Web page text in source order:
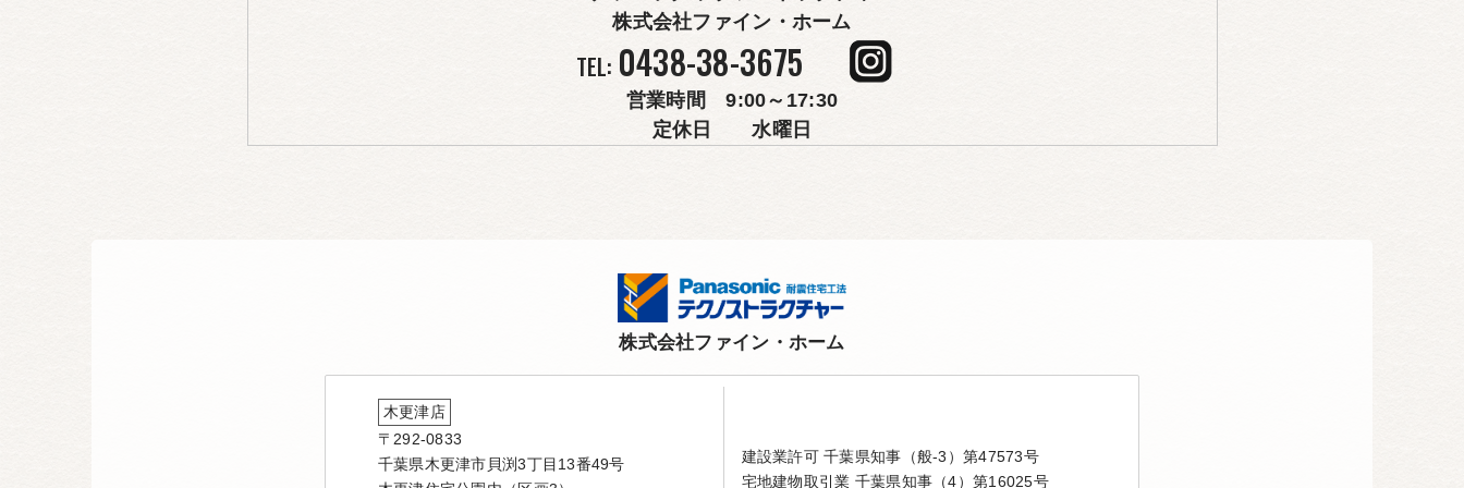
株式会社ファイン・ホーム
TEL: 0438-38-3675
営業時間 9:00～17:30
定休日 水曜日
株式会社ファイン・ホーム
木更津店
〒292-0833
千葉県木更津市貝渕3丁目13番49号
建設業許可 千葉県知事（般-3）第47573号
宅地建物取引業 千葉県知事（4）第16025号